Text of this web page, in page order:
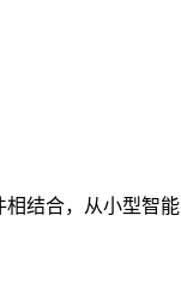
结合，从小型智能